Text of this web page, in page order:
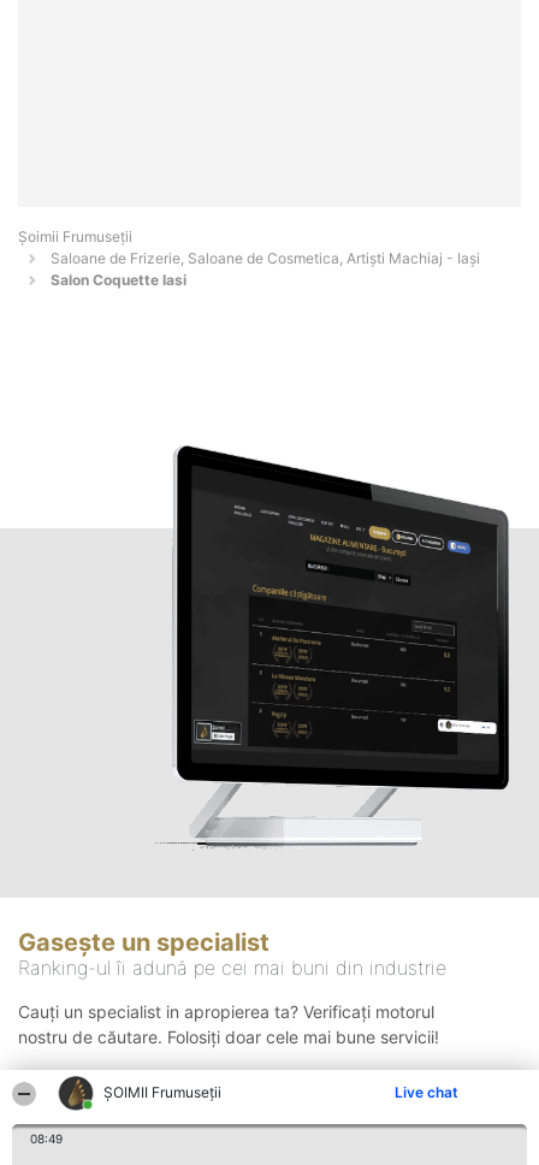
ȘOIMII Frumuseții Live chat
08:49
Șoimii Frumuseții
Saloane de Frizerie, Saloane de Cosmetica, Artiști Machiaj - Iaşi
Salon Coquette Iasi
Gasește un specialist
Ranking-ul îi adună pe cei mai buni din industrie
Cauți un specialist in apropierea ta? Verificați motorul
nostru de căutare. Folosiți doar cele mai bune servicii!